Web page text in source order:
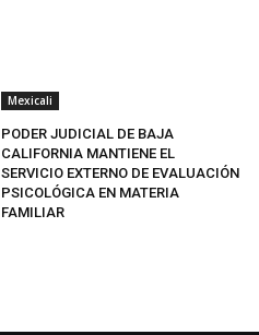
Mexicali
PODER JUDICIAL DE BAJA
CALIFORNIA MANTIENE EL
SERVICIO EXTERNO DE EVALUACIÓN
PSICOLÓGICA EN MATERIA
FAMILIAR